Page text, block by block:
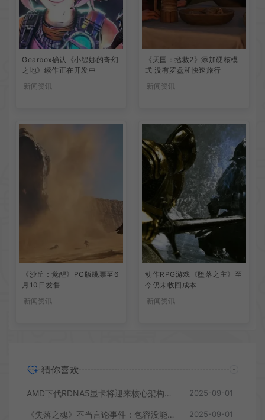
Gearbox确认《小缇娜的奇幻
之地》续作正在开发中
新闻资讯
《天国：拯救2》添加硬核模
式 没有罗盘和快速旅行
新闻资讯
《沙丘：觉醒》PC版跳票至6
月10日发售
新闻资讯
动作RPG游戏《堕落之主》至
今仍未收回成本
新闻资讯
猜你喜欢
AMD下代RDNA5显卡将迎来核心架构大幅升级 2025-09-01
《失落之魂》不当言论事件：包容没能消解过激言论 2025-09-01